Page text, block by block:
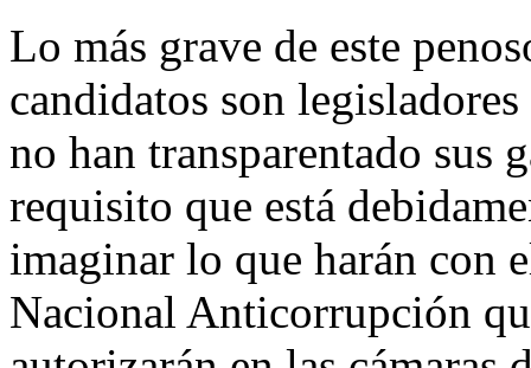
Lo más grave de este
candidatos son
no han transparentado sus
requisito que está
imaginar lo que harán con
Nacional Anticorrupción